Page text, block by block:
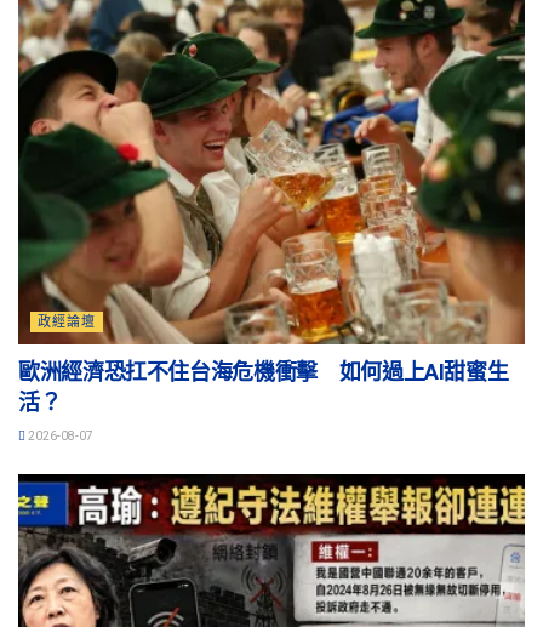
政經論壇
歐洲經濟恐扛不住台海危機衝擊 如何過上AI甜蜜生
活？
2026-08-07